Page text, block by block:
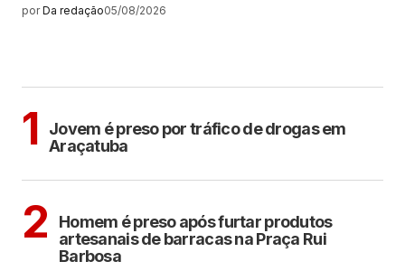
por Da redação05/08/2026
1
Jovem é preso por tráfico de drogas em
Araçatuba
2
Homem é preso após furtar produtos
artesanais de barracas na Praça Rui
Barbosa